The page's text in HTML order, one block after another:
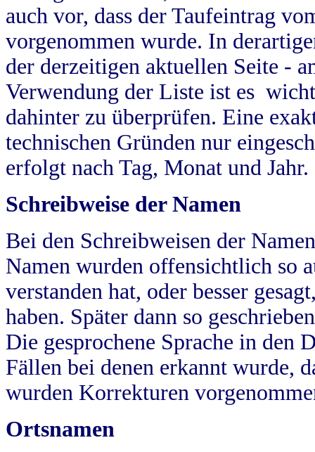
auch vor, dass der Taufeintrag
vorgenommen wurde. In
der derzeitigen aktuellen Seite -
Verwendung der Liste ist es
dahinter zu überprüfen. Eine
technischen Gründen nur
erfolgt nach Tag, Monat und Jahr.
Schreibweise der Namen
Bei den Schreibweisen der
Namen wurden offensichtlich so
verstanden hat, oder besser
haben. Später dann so
Die gesprochene Sprache in
Fällen bei denen erkannt wurde,
wurden Korrekturen
Ortsnamen